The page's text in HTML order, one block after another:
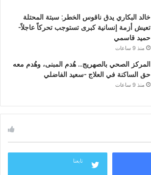
خالد البكاري يدق ناقوس الخطر: سبتة المحتلة
تعيش أزمة إنسانية كبرى تستوجب تحركاً عاجلاً-
حميد قاسمي
منذ 9 ساعات
المركز الصحي بالصهريج… هُدم المبنى، وهُدم معه
حق الساكنة في العلاج -سعيد الفاضلي
منذ 9 ساعات
تابعنا